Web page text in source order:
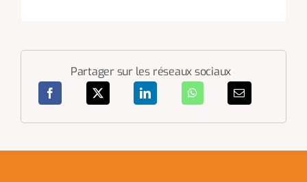
Partager sur les réseaux sociaux